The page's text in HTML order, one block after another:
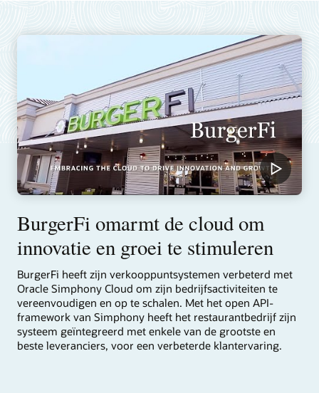
BurgerFi omarmt de cloud om
innovatie en groei te stimuleren
BurgerFi heeft zijn verkooppuntsystemen verbeterd met
Oracle Simphony Cloud om zijn bedrijfsactiviteiten te
vereenvoudigen en op te schalen. Met het open API-
framework van Simphony heeft het restaurantbedrijf zijn
systeem geïntegreerd met enkele van de grootste en
beste leveranciers, voor een verbeterde klantervaring.